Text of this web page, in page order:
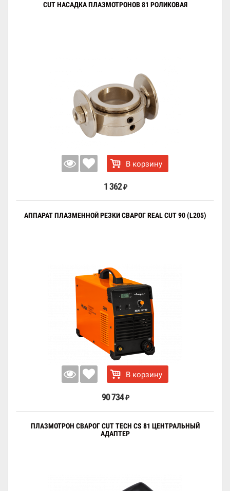
CUT НАСАДКА ПЛАЗМОТРОНОВ 81 РОЛИКОВАЯ
В корзину
1 362 ₽
АППАРАТ ПЛАЗМЕННОЙ РЕЗКИ СВАРОГ REAL CUT 90 (L205)
В корзину
90 734 ₽
ПЛАЗМОТРОН СВАРОГ CUT TECH CS 81 ЦЕНТРАЛЬНЫЙ
АДАПТЕР